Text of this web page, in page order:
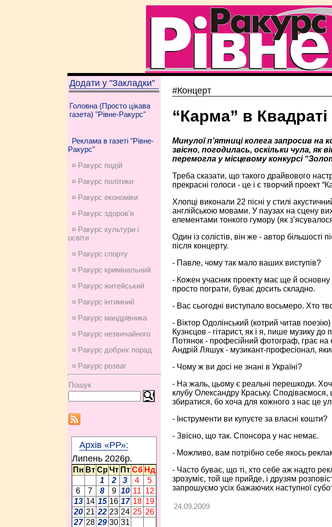
Додати у "Закладки"
Головна (Просто цікава
газета) "Рівне-Ракурс"
Реклама в газеті "Рівне-
Ракурс"
¤ Ракурс подій
¤ Ракурс політики
¤ Ракурс економiки
¤ Ракурс здоров'я
¤ Ракурс культури і
освіти
¤ Ракурс спорту
¤ Ракурс кримінальний
¤ Ракурс житейський
¤ Ракурс інтимний
¤ Ракурс мандрівника
¤ Ракурс незвичайного
¤ Ракурс добрих порад
¤ Ракурс розваг
Пошук
Архів «РР»:
Липень 2026p.
Пн Вт Ср Чт Пт Сб Нд
1
2 3 4
5
6
7 8 9 10 11 12
13 14 15 16 17 18 19
20 21 22 23 24 25 26
27 28 29 30 31
#Концерт
“Карма” в Квадраті
Минулої п’ятниці колега запросив на
звісно, погодилась, оскільки чула, як
перемогла у місцевому конкурсі
Треба сказати, що такого драйвового
прекрасні голоси - це і є творчий проект
Хлопці виконали 22 пісні у стилі
англійською мовами. У паузах на сцену
елементами тонкого гумору (як
Один із солістів, він же - автор
після концерту.
- Павле, чому так мало ваших виступів?
- Кожен учасник проекту має ще й основну
просто пограти, буває досить складно.
- Вас сьогодні виступало восьмеро. Хто
- Віктор Одолінський (котрий читав
Кузнєцов - гітарист, як і я, пише музику
Потянок - професійний фотограф, грає на
Андрій Ляшук - музикант-професіонал,
- Чому ж ви досі не знані в Україні?
- На жаль, цьому є реальні перешкоди.
клубу Олександру Краську.
збиратися, бо хоча для кожного з нас це
- Інструменти ви купуєте за власні кошти?
- Звісно, що так. Спонсора у нас немає.
- Можливо, вам потрібно себе якось
- Часто буває, що ті, хто себе аж надто
зрозуміє, той ще прийде, і друзям
запрошуємо усіх бажаючих наступної
24.09.2009